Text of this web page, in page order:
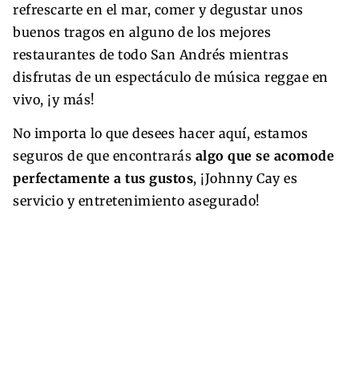
refrescarte en el mar, comer y degustar unos
buenos tragos en alguno de los mejores
restaurantes de todo San Andrés mientras
disfrutas de un espectáculo de música reggae en
vivo, ¡y más!
No importa lo que desees hacer aquí, estamos
seguros de que encontrarás algo que se acomode
perfectamente a tus gustos, ¡Johnny Cay es
servicio y entretenimiento asegurado!